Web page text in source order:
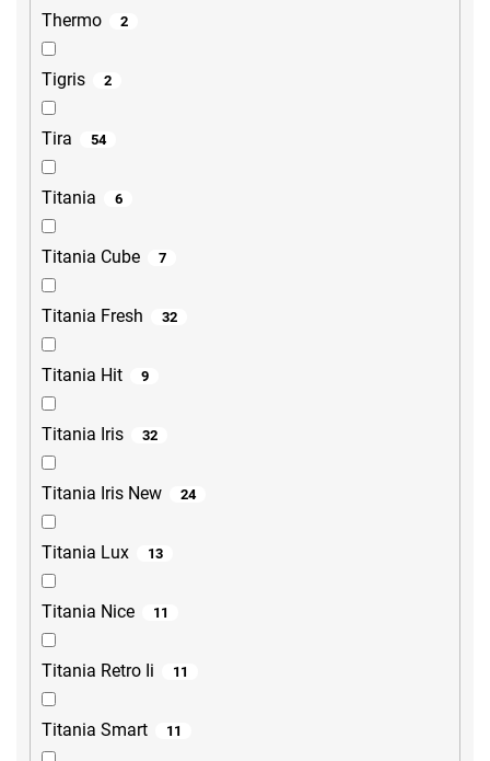
Thermo 2
Tigris 2
Tira 54
Titania 6
Titania Cube 7
Titania Fresh 32
Titania Hit 9
Titania Iris 32
Titania Iris New 24
Titania Lux 13
Titania Nice 11
Titania Retro Ii 11
Titania Smart 11